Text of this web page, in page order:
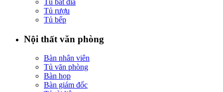
Tủ rượu
Tủ bếp
Nội thất văn phòng
Bàn nhân viên
Tủ văn phòng
Bàn họp
Bàn giám đốc